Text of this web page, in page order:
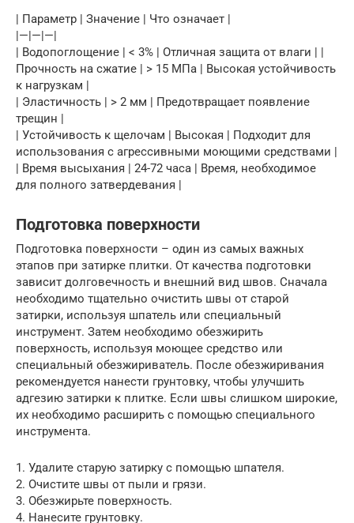
| Параметр | Значение | Что означает |
|—|—|—|
| Водопоглощение | < 3% | Отличная защита от влаги | |
Прочность на сжатие | > 15 МПа | Высокая устойчивость
к нагрузкам |
| Эластичность | > 2 мм | Предотвращает появление
трещин |
| Устойчивость к щелочам | Высокая | Подходит для
использования с агрессивными моющими средствами |
| Время высыхания | 24-72 часа | Время, необходимое
для полного затвердевания |
Подготовка поверхности
Подготовка поверхности – один из самых важных
этапов при затирке плитки. От качества подготовки
зависит долговечность и внешний вид швов. Сначала
необходимо тщательно очистить швы от старой
затирки, используя шпатель или специальный
инструмент. Затем необходимо обезжирить
поверхность, используя моющее средство или
специальный обезжириватель. После обезжиривания
рекомендуется нанести грунтовку, чтобы улучшить
адгезию затирки к плитке. Если швы слишком широкие,
их необходимо расширить с помощью специального
инструмента.
1. Удалите старую затирку с помощью шпателя.
2. Очистите швы от пыли и грязи.
3. Обезжирьте поверхность.
4. Нанесите грунтовку.